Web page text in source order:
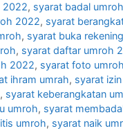
2022, syarat badal
2022, syarat
, syarat buka
, syarat daftar umroh
2022, syarat foto umroh
ihram umrah, syarat
, syarat keberangkatan
umroh, syarat
umroh, syarat naik